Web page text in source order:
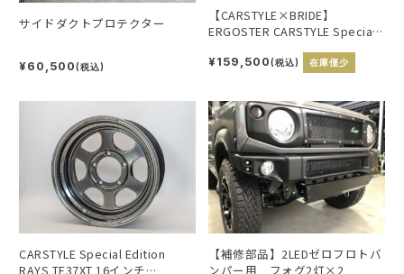
サイドダクトプロテクター
¥60,500(税込)
【CARSTYLE×BRIDE】
ERGOSTER CARSTYLE Special
¥159,500(税込) 在庫僅少
CARSTYLE Special Edition
RAYS TE37XT 16インチ
【補修部品】2LEDゼロフロトバ
ンパー用 フォグ2灯×2